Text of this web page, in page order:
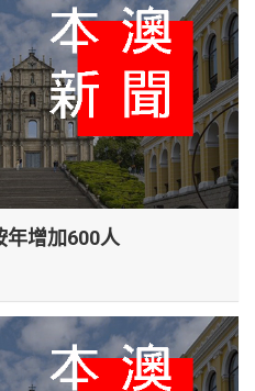
年增加600人